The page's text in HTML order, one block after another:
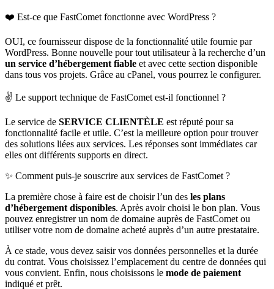
❤️ Est-ce que FastComet fonctionne avec WordPress ?
OUI, ce fournisseur dispose de la fonctionnalité utile fournie par
WordPress. Bonne nouvelle pour tout utilisateur à la recherche d’un
un service d’hébergement fiable et avec cette section disponible
dans tous vos projets. Grâce au cPanel, vous pourrez le configurer.
✌️ Le support technique de FastComet est-il fonctionnel ?
Le service de SERVICE CLIENTÈLE est réputé pour sa
fonctionnalité facile et utile. C’est la meilleure option pour trouver
des solutions liées aux services. Les réponses sont immédiates car
elles ont différents supports en direct.
✨ Comment puis-je souscrire aux services de FastComet ?
La première chose à faire est de choisir l’un des les plans
d’hébergement disponibles. Après avoir choisi le bon plan. Vous
pouvez enregistrer un nom de domaine auprès de FastComet ou
utiliser votre nom de domaine acheté auprès d’un autre prestataire.
À ce stade, vous devez saisir vos données personnelles et la durée
du contrat. Vous choisissez l’emplacement du centre de données qui
vous convient. Enfin, nous choisissons le mode de paiement
indiqué et prêt.